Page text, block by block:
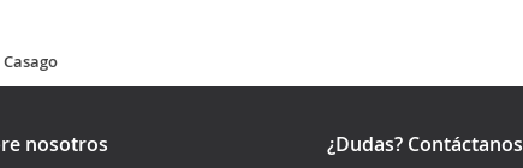
nosotros ¿Dudas? Contáctanos